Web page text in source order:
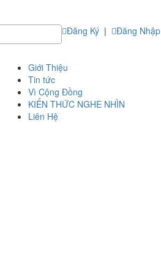
Đăng Ký | Đăng Nhập
Giới Thiệu
Tin tức
Vì Cộng Đồng
KIẾN THỨC NGHE NHÌN
Liên Hệ